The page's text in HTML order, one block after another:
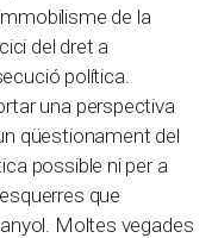
de la
del dret a
política.
una perspectiva
qüestionament del
possible ni per a
que
Moltes vegades